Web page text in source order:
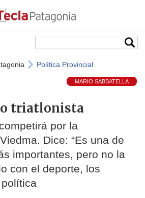
Política Provincial
MARIO SABBATELLA
triatlonista
por la
Dice: “Es una de
importantes, pero no la
con el deporte, los